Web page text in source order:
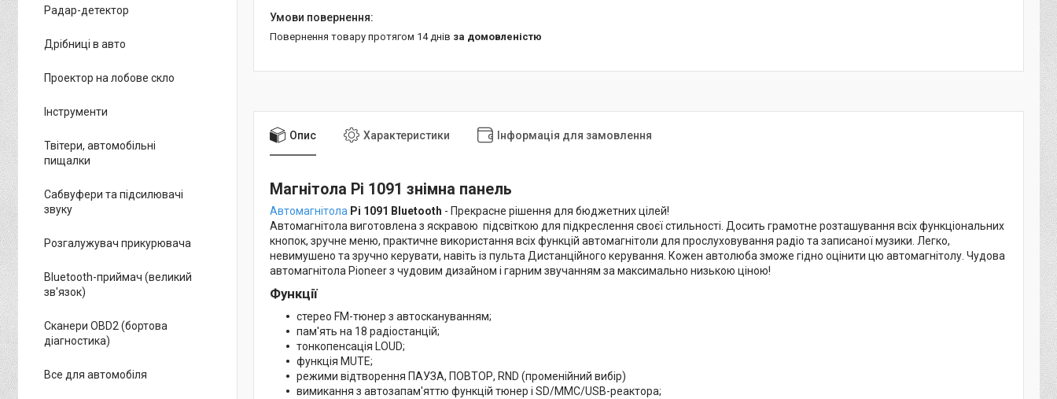
повернення товару протягом 14 днів за домовленістю
Опис Характеристики Інформація для замовлення
Магнітола Pi 1091 знімна панель
Автомагнітола Pi 1091 Bluetooth - Прекрасне рішення для бюджетних цілей!
Автомагнітола виготовлена з яскравою підсвіткою для підкреслення своєї стильності. Досить грамотне розташування всіх функціональних
кнопок, зручне меню, практичне використання всіх функцій автомагнітоли для прослуховування радіо та записаної музики. Легко,
невимушено та зручно керувати, навіть із пульта Дистанційного керування. Кожен автолюба зможе гідно оцінити цю автомагнітолу. Чудова
автомагнітола Pioneer з чудовим дизайном і гарним звучанням за максимально низькою ціною!
Функції
стерео FM-тюнер з автоскануванням;
пам'ять на 18 радіостанцій;
тонкопенсація LOUD;
функція MUTE;
режими відтворення ПАУЗА, ПОВТОР, RND (променійний вибір)
вимикання з автозапам'яттю функцій тюнер і SD/MMC/USB-реактора;
Радар-детектор
Дрібниці в авто
Проектор на лобове скло
Інструменти
Твітери, автомобільні
пищалки
Сабвуфери та підсилювачі
звуку
Розгалужувач прикурювача
Bluetooth-приймач (великий
зв'язок)
Сканери OBD2 (бортова
діагностика)
Все для автомобіля